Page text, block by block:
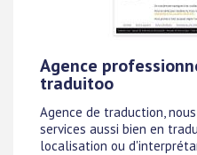
Agence
traduitoo
Agence de traduction,
services aussi bien en
localisation ou